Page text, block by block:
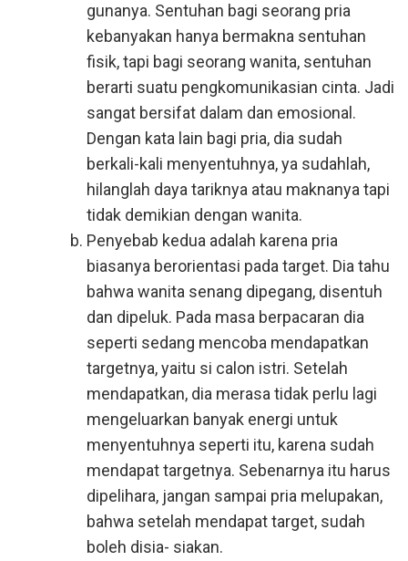
gunanya. Sentuhan bagi seorang pria
kebanyakan hanya bermakna sentuhan
fisik, tapi bagi seorang wanita, sentuhan
berarti suatu pengkomunikasian cinta. Jadi
sangat bersifat dalam dan emosional.
Dengan kata lain bagi pria, dia sudah
berkali-kali menyentuhnya, ya sudahlah,
hilanglah daya tariknya atau maknanya tapi
tidak demikian dengan wanita.
Penyebab kedua adalah karena pria
biasanya berorientasi pada target. Dia tahu
bahwa wanita senang dipegang, disentuh
dan dipeluk. Pada masa berpacaran dia
seperti sedang mencoba mendapatkan
targetnya, yaitu si calon istri. Setelah
mendapatkan, dia merasa tidak perlu lagi
mengeluarkan banyak energi untuk
menyentuhnya seperti itu, karena sudah
mendapat targetnya. Sebenarnya itu harus
dipelihara, jangan sampai pria melupakan,
bahwa setelah mendapat target, sudah
boleh disia- siakan.